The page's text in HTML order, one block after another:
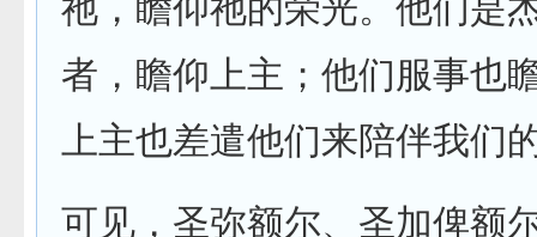
祂，瞻仰祂的荣光。他们是
者，瞻仰上主；他们服事也
上主也差遣他们来陪伴我们
可见，圣弥额尔、圣加俾额